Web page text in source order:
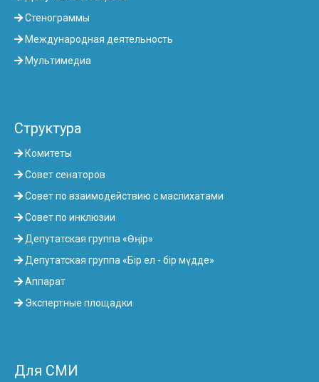
Стенограммы
Международная деятельность
Мультимедиа
Структура
Комитеты
Совет сенаторов
Совет по взаимодействию с маслихатами
Совет по инклюзии
Депутатская группа «Өңір»
Депутатская группа «Бір ел - бір мүдде»
Аппарат
Экспертные площадки
Для СМИ